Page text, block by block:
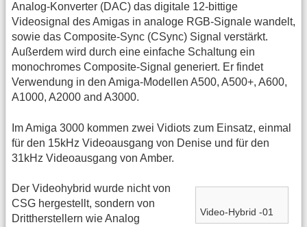
Analog-Konverter (DAC) das digitale 12-bittige
Videosignal des Amigas in analoge RGB-Signale wandelt,
sowie das Composite-Sync (CSync) Signal verstärkt.
Außerdem wird durch eine einfache Schaltung ein
monochromes Composite-Signal generiert. Er findet
Verwendung in den Amiga-Modellen A500, A500+, A600,
A1000, A2000 and A3000.
Im Amiga 3000 kommen zwei Vidiots zum Einsatz, einmal
für den 15kHz Videoausgang von Denise und für den
31kHz Videoausgang von Amber.
Video-Hybrid -01
Der Videohybrid wurde nicht von
CSG hergestellt, sondern von
Drittherstellern wie Analog